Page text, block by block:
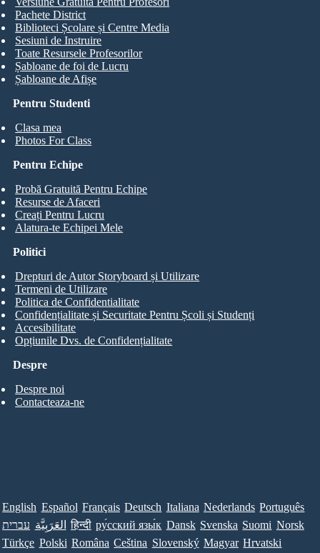
Pentru Studenti
Clasa mea
Photos For Class
Pachete District
Biblioteci Școlare și Centre Media
Sesiuni de Instruire
Toate Resursele Profesorilor
Șabloane de foi de Lucru
Șabloane de Afișe
Pentru Echipe
Probă Gratuită Pentru Echipe
Resurse de Afaceri
Creați Pentru Lucru
Alatura-te Echipei Mele
Despre
Despre noi
Contacteaza-ne
Politici
Drepturi de Autor Storyboard și Utilizare
Termeni de Utilizare
Politica de Confidentialitate
Confidențialitate și Securitate Pentru Școli și Studenți
Accesibilitate
Opțiunile Dvs. de Confidențialitate
English Español Français Deutsch Italiana Nederlands Português
עברית العَرَبِيَّة हिन्दी ру́сский язы́к Dansk Svenska Suomi Norsk
Türkçe Polski Româna Ceština Slovenský Magyar Hrvatski